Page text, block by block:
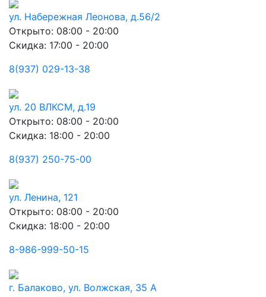
ул. Набережная Леонова, д.56/2
Открыто: 08:00 - 20:00
Скидка: 17:00 - 20:00
8(937) 029-13-38
ул. 20 ВЛКСМ, д.19
Открыто: 08:00 - 20:00
Скидка: 18:00 - 20:00
8(937) 250-75-00
ул. Ленина, 121
Открыто: 08:00 - 20:00
Скидка: 18:00 - 20:00
8-986-999-50-15
г. Балаково, ул. Волжская, 35 А